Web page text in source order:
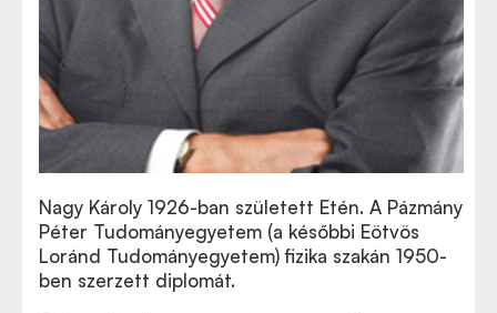
Nagy Károly 1926-ban született Etén. A Pázmány
Péter Tudományegyetem (a későbbi Eötvös
Loránd Tudományegyetem) fizika szakán 1950-
ben szerzett diplomát.